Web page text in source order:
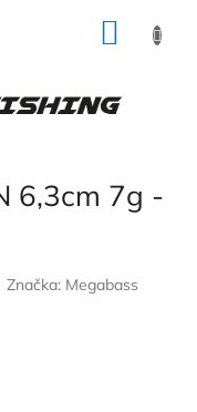
6,3cm 7g -
Značka: Megabass